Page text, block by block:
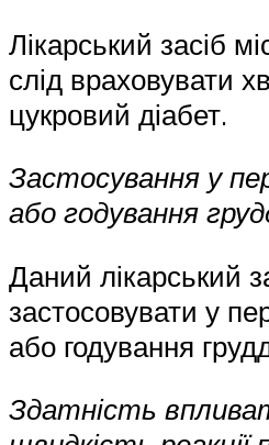
Лікарський засіб
слід враховувати
цукровий діабет.
Застосування у
або годування
Даний лікарський
застосовувати у
або годування
Здатність